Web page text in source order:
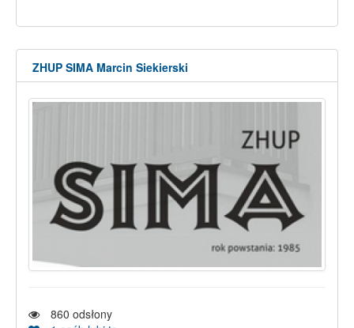
ZHUP SIMA Marcin Siekierski
860 odsłony